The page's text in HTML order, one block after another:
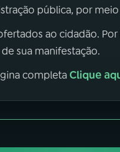
pública, por meio
ao cidadão. Por
sua manifestação.
completaClique